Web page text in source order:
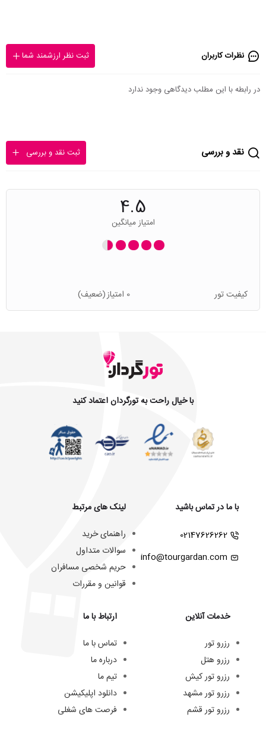
نظرات کاربران ثبت نظر ارزشمند شما
در رابطه با این مطلب دیدگاهی وجود ندارد
نقد و بررسی ثبت نقد و بررسی
4.5
امتیاز میانگین
کیفیت تور 0 امتیاز (ضعیف)
با خیال راحت به تورگردان اعتماد کنید
با ما در تماس باشید
02147626262
info@tourgardan.com
خدمات آنلاین
رزرو تور
رزرو هتل
رزرو تور کیش
رزرو تور مشهد
رزرو تور قشم
لینک های مرتبط
راهنمای خرید
سوالات متداول
حریم شخصی مسافران
قوانین و مقررات
ارتباط با ما
تماس با ما
درباره ما
تیم ما
دانلود اپلیکیشن
فرصت های شغلی